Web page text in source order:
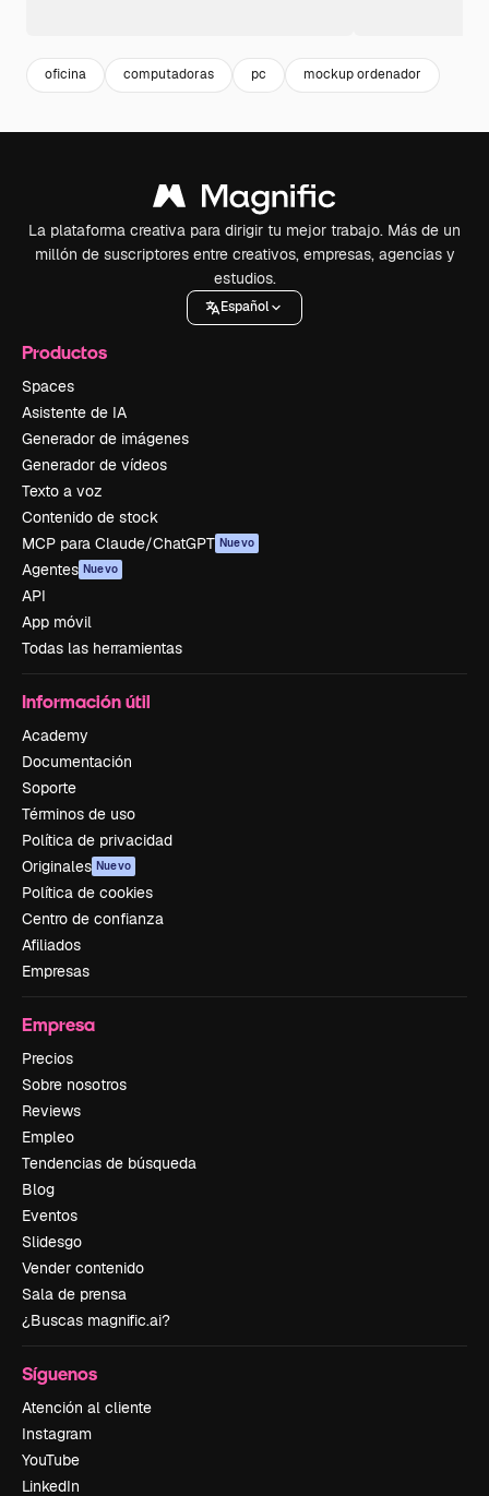
oficina computadoras pc mockup ordenador
La plataforma creativa para dirigir tu mejor trabajo. Más de un
millón de suscriptores entre creativos, empresas, agencias y
estudios.
Español
Productos
Spaces
Asistente de IA
Generador de imágenes
Generador de vídeos
Texto a voz
Contenido de stock
MCP para Claude/ChatGPT Nuevo
Agentes Nuevo
API
App móvil
Todas las herramientas
Información útil
Academy
Documentación
Soporte
Términos de uso
Política de privacidad
Originales Nuevo
Política de cookies
Centro de confianza
Afiliados
Empresas
Empresa
Precios
Sobre nosotros
Reviews
Empleo
Tendencias de búsqueda
Blog
Eventos
Slidesgo
Vender contenido
Sala de prensa
¿Buscas magnific.ai?
Síguenos
Atención al cliente
Instagram
YouTube
LinkedIn